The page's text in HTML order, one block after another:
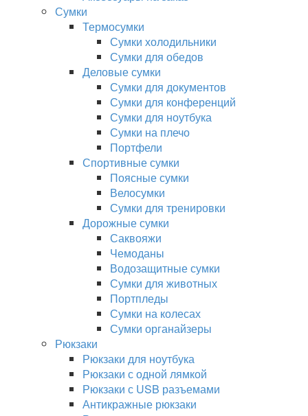
Сумки
Термосумки
Сумки холодильники
Сумки для обедов
Деловые сумки
Сумки для документов
Сумки для конференций
Сумки для ноутбука
Сумки на плечо
Портфели
Спортивные сумки
Поясные сумки
Велосумки
Сумки для тренировки
Дорожные сумки
Саквояжи
Чемоданы
Водозащитные сумки
Сумки для животных
Портпледы
Сумки на колесах
Сумки органайзеры
Рюкзаки
Рюкзаки для ноутбука
Рюкзаки с одной лямкой
Рюкзаки с USB разъемами
Антикражные рюкзаки